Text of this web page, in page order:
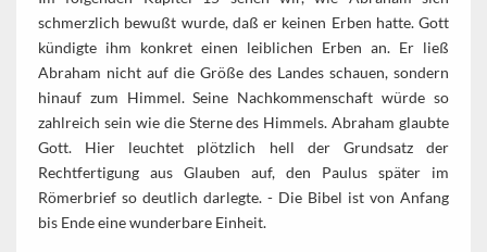
schmerzlich bewußt wurde, daß er keinen Erben hatte. Gott
kündigte ihm konkret einen leiblichen Erben an. Er ließ
Abraham nicht auf die Größe des Landes schauen, sondern
hinauf zum Himmel. Seine Nachkommenschaft würde so
zahlreich sein wie die Sterne des Himmels. Abraham glaubte
Gott. Hier leuchtet plötzlich hell der Grundsatz der
Rechtfertigung aus Glauben auf, den Paulus später im
Römerbrief so deutlich darlegte. - Die Bibel ist von Anfang
bis Ende eine wunderbare Einheit.